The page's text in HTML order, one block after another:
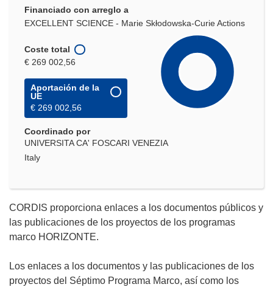
Financiado con arreglo a
EXCELLENT SCIENCE - Marie Skłodowska-Curie Actions
Coste total
€ 269 002,56
Aportación de la
UE
€ 269 002,56
Coordinado por
UNIVERSITA CA' FOSCARI VENEZIA
Italy
CORDIS proporciona enlaces a los documentos públicos y
las publicaciones de los proyectos de los programas
marco HORIZONTE.
Los enlaces a los documentos y las publicaciones de los
proyectos del Séptimo Programa Marco, así como los